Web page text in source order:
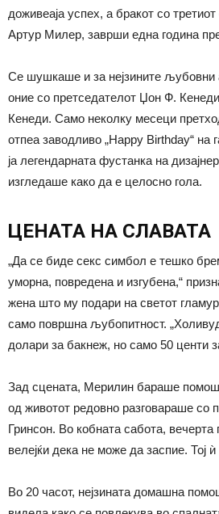
доживеаја успех, а бракот со третиот
Артур Милер, заврши една година
Се шушкаше и за нејзините љубовни
оние со претседателот Џон Ф.
Кенеди. Само неколку месеци
отпеа заводливо „Happy Birthday“ на
ја легендарната фустанка на
изгледаше како да е целосно гола.
ЦЕНАТА НА СЛАВАТА
„Да се биде секс симбол е тешко
уморна, повредена и изгубена,“
жена што му подари на светот
само површна љубопитност.
долари за бакнеж, но само 50 центи
Зад сцената, Мерилин бараше
од животот редовно разговараше со
Гринсон. Во кобната сабота, вечерта
велејќи дека не може да заспие. Тој
Во 20 часот, нејзината домашна